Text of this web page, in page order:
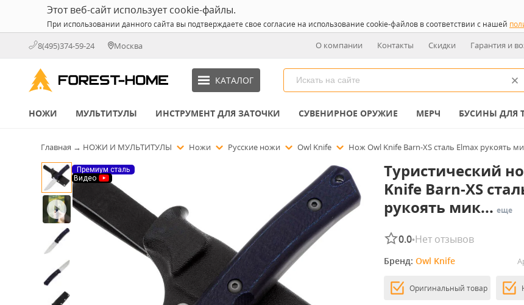
Этот веб-сайт использует cookie-файлы.
При использовании данного сайта вы подтверждаете свое согласие на использование cookie-файлов в соответствии с нашей
8(495)374-59-24 Москва О компании Контакты Скидки Гарантия и
КАТАЛОГ
НОЖИ МУЛЬТИТУЛЫ ИНСТРУМЕНТ ДЛЯ ЗАТОЧКИ СУВЕНИРНОЕ ОРУЖИЕ МЕРЧ БУСИНЫ ДЛЯ
Главная → НОЖИ И МУЛЬТИТУЛЫ Ножи Русские ножи Owl Knife Нож Owl Knife Barn-XS сталь Elmax рукоять
Премиум сталь
Видео
Туристический
Knife Barn-XS
рукоять мик... еще
0.0•Нет отзывов
Бренд: Owl Knife
Оригинальный товар